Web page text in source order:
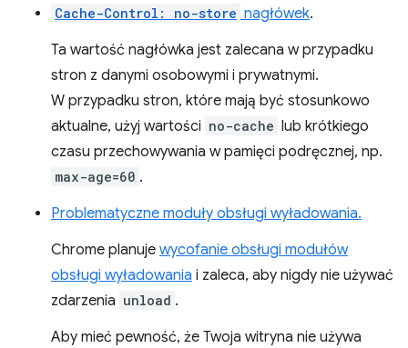
Cache-Control: no-store nagłówek.
Ta wartość nagłówka jest zalecana w przypadku
stron z danymi osobowymi i prywatnymi.
W przypadku stron, które mają być stosunkowo
aktualne, użyj wartości no-cache lub krótkiego
czasu przechowywania w pamięci podręcznej, np.
max-age=60 .
Problematyczne moduły obsługi wyładowania.
Chrome planuje wycofanie obsługi modułów
obsługi wyładowania i zaleca, aby nigdy nie używać
zdarzenia unload .
Aby mieć pewność, że Twoja witryna nie używa